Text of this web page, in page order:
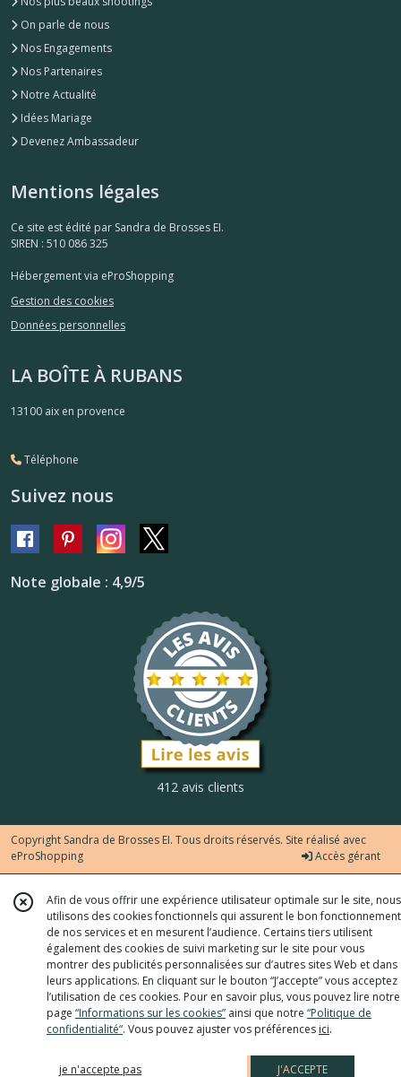
On parle de nous
Nos Engagements
Nos Partenaires
Notre Actualité
Idées Mariage
Devenez Ambassadeur
Mentions légales
Ce site est édité par Sandra de Brosses EI.
SIREN : 510 086 325
Hébergement via eProShopping
Gestion des cookies
Données personnelles
LA BOÎTE À RUBANS
13100 aix en provence
Téléphone
Suivez nous
Note globale : 4,9/5
412 avis clients
Copyright Sandra de Brosses EI. Tous droits réservés. Site réalisé avec
eProShopping
Accès gérant
Afin de vous offrir une expérience utilisateur optimale sur le site, nous
utilisons des cookies fonctionnels qui assurent le bon fonctionnement
de nos services et en mesurent l’audience. Certains tiers utilisent
également des cookies de suivi marketing sur le site pour vous
montrer des publicités personnalisées sur d’autres sites Web et dans
leurs applications. En cliquant sur le bouton “J’accepte” vous acceptez
l’utilisation de ces cookies. Pour en savoir plus, vous pouvez lire notre
page “Informations sur les cookies” ainsi que notre “Politique de
confidentialité“. Vous pouvez ajuster vos préférences ici.
je n'accepte pas J'ACCEPTE